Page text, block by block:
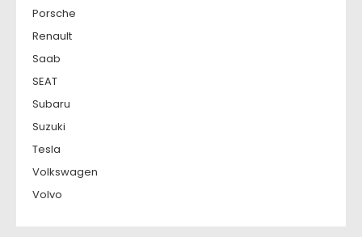
Porsche
Renault
Saab
SEAT
Subaru
Suzuki
Tesla
Volkswagen
Volvo